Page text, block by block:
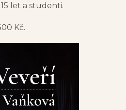
let a studenti.
Kč.